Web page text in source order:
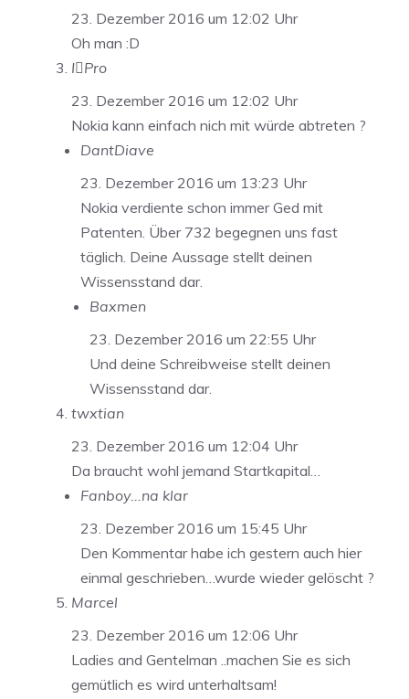
23. Dezember 2016 um 12:02 Uhr
Oh man :D
IPro
23. Dezember 2016 um 12:02 Uhr
Nokia kann einfach nich mit würde abtreten ?
DantDiave
23. Dezember 2016 um 13:23 Uhr
Nokia verdiente schon immer Ged mit
Patenten. Über 732 begegnen uns fast
täglich. Deine Aussage stellt deinen
Wissensstand dar.
Baxmen
23. Dezember 2016 um 22:55 Uhr
Und deine Schreibweise stellt deinen
Wissensstand dar.
twxtian
23. Dezember 2016 um 12:04 Uhr
Da braucht wohl jemand Startkapital…
Fanboy...na klar
23. Dezember 2016 um 15:45 Uhr
Den Kommentar habe ich gestern auch hier
einmal geschrieben…wurde wieder gelöscht ?
Marcel
23. Dezember 2016 um 12:06 Uhr
Ladies and Gentelman ..machen Sie es sich
gemütlich es wird unterhaltsam!